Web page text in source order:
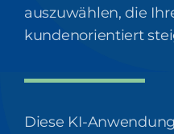
auszuwählen, die
kundenorientiert
Diese KI-